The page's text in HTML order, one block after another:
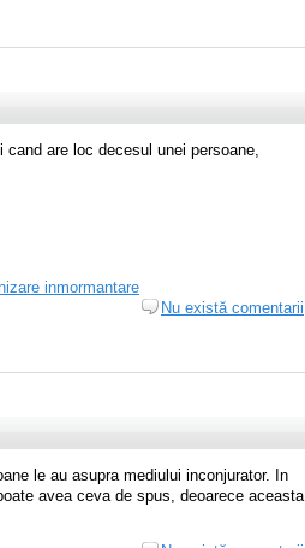
are loc decesul unei persoane,
inmormantare
Nu există comentarii
le au asupra mediului inconjurator. In
avea ceva de spus, deoarece aceasta